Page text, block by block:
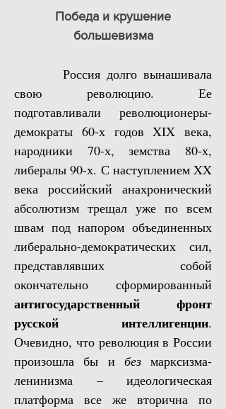
Победа и крушение
большевизма
Россия долго вынашивала
свою революцию. Ее
подготавливали революционеры-
демократы 60-х годов XIX века,
народники 70-х, земства 80-х,
либералы 90-х. С наступлением XX
века российский анахронический
абсолютизм трещал уже по всем
швам под напором объединенных
либерально-демократических сил,
представлявших собой
окончательно сформированный
антигосударственный фронт
русской интеллигенции.
Очевидно, что революция в России
произошла бы и безмарксизма-
ленинизма – идеологическая
платформа все же вторична по